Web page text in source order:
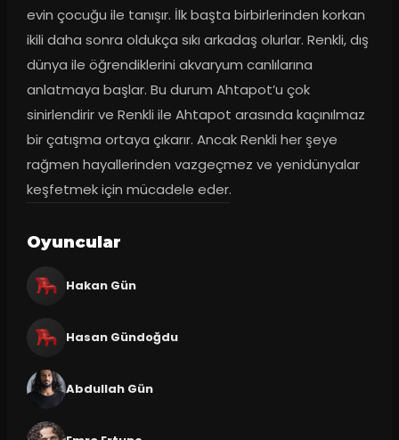
evin çocuğu ile tanışır. İlk başta birbirlerinden korkan
ikili daha sonra oldukça sıkı arkadaş olurlar. Renkli, dış
dünya ile öğrendiklerini akvaryum canlılarına
anlatmaya başlar. Bu durum Ahtapot’u çok
sinirlendirir ve Renkli ile Ahtapot arasında kaçınılmaz
bir çatışma ortaya çıkarır. Ancak Renkli her şeye
rağmen hayallerinden vazgeçmez ve yenidünyalar
keşfetmek için mücadele eder.
Oyuncular
Hakan Gün
Hasan Gündoğdu
Abdullah Gün